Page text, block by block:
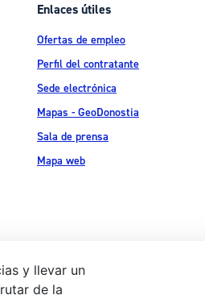
Enlaces útiles
Ofertas de empleo
Perfil del contratante
Sede electrónica
Mapas - GeoDonostia
Sala de prensa
Mapa web
y llevar un
de la